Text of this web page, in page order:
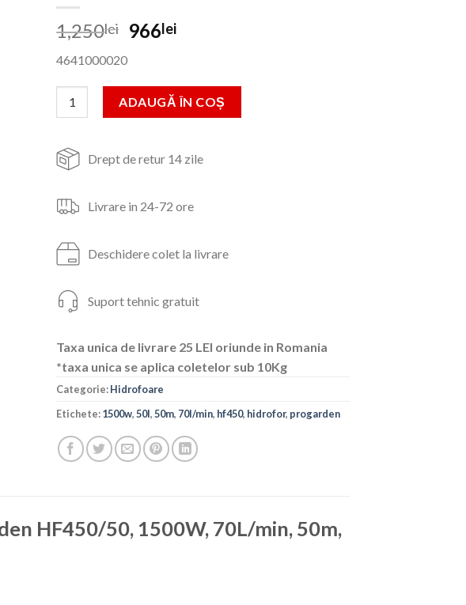
1,250lei
Prețul
fost:
1,250lei.
966leiPrețul
966lei.
4641000020
Cantitate Hidrofor ProGarden HF450/50, 1500W, 70L/min, 50m, 50L
ADAUGĂ ÎN COȘ
Drept de retur 14 zile
Livrare in 24-72 ore
Deschidere colet la livrare
Suport tehnic gratuit
Taxa unica de livrare 25 LEI oriunde in Romania
*taxa unica se aplica coletelor sub 10Kg
Categorie:Hidrofoare
Etichete:1500w,50l,50m, 70l/min, hf450, hidrofor, progarden
HF450/50, 1500W, 70L/min, 50m,